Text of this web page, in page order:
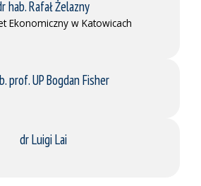
hab. Rafał Żelazny
Ekonomiczny w Katowicach
prof. UP Bogdan Fisher
dr Luigi Lai